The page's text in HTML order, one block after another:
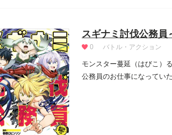
スギナミ討伐公務員
0 バトル・アクション
モンスター蔓延（はびこ）
公務員のお仕事になってい